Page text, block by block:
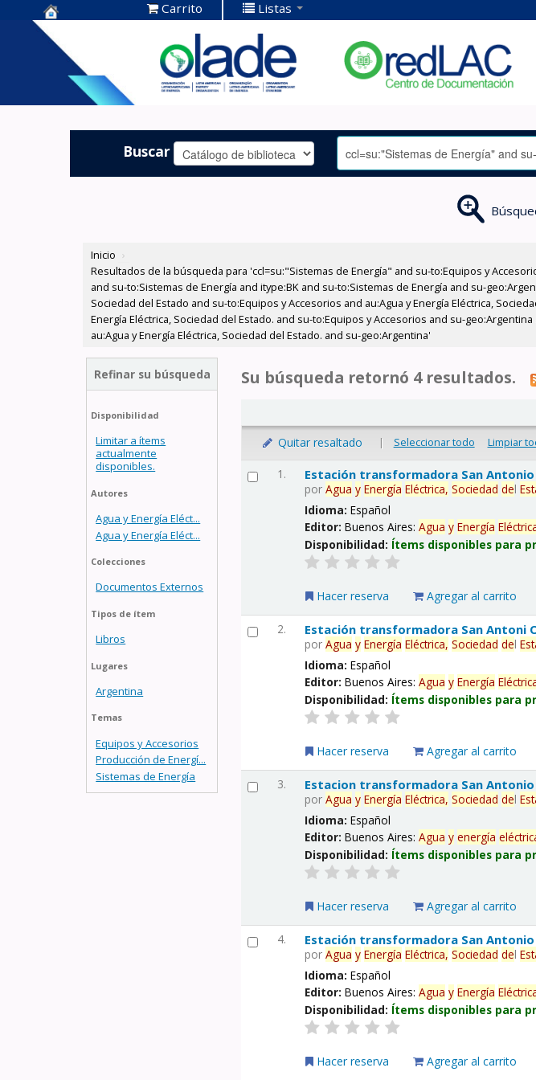
Centro de
Documentación
OLADE -
Carrito Listas
Buscar
Inicio ›
Resultados de la búsqueda para 'ccl=su:"Sistemas de Energía" and su-to:Equipos y
and su-to:Sistemas de Energía and itype:BK and su-to:Sistemas de Energía and su-
Sociedad del Estado and su-to:Equipos y Accesorios and au:Agua y Energía Eléctrica,
Energía Eléctrica, Sociedad del Estado. and su-to:Equipos y Accesorios and su-
au:Agua y Energía Eléctrica, Sociedad del Estado. and su-geo:Argentina'
Refinar su búsqueda
Disponibilidad
Limitar a ítems
actualmente
disponibles.
Autores
Agua y Energía Eléct...
Agua y Energía Eléct...
Colecciones
Documentos Externos
Tipos de ítem
Libros
Lugares
Argentina
Temas
Equipos y Accesorios
Producción de Energí...
Sistemas de Energía
Su búsqueda retornó 4 resultados.
Quitar resaltado | Seleccionar todo Limpiar
1. Estación transformadora San
porAgua y Energía Eléctrica, Sociedad del
Idioma:Español
Editor:Buenos Aires:Agua y Energía
Disponibilidad: Ítems disponibles para
Hacer reserva Agregar al carrito
2. Estación transformadora San Antoni
porAgua y Energía Eléctrica, Sociedad del
Idioma:Español
Editor:Buenos Aires:Agua y Energía
Disponibilidad: Ítems disponibles para
Hacer reserva Agregar al carrito
3. Estacion transformadora San
porAgua y Energía Eléctrica, Sociedad del
Idioma:Español
Editor:Buenos Aires:Agua y energía
Disponibilidad: Ítems disponibles para
Hacer reserva Agregar al carrito
4. Estación transformadora San
porAgua y Energía Eléctrica, Sociedad del
Idioma:Español
Editor:Buenos Aires:Agua y Energía
Disponibilidad: Ítems disponibles para
Hacer reserva Agregar al carrito